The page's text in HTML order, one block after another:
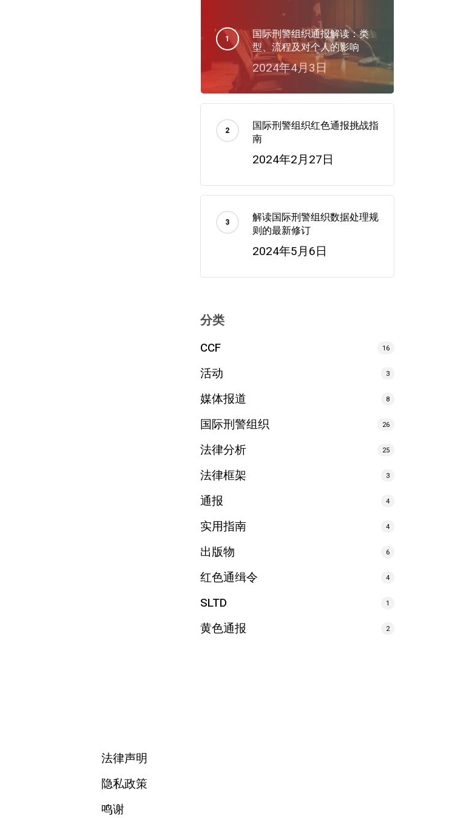
国际刑警组织通报解读：类
型、流程及对个人的影响
2024年4月3日
国际刑警组织红色通报挑战指
南
2024年2月27日
解读国际刑警组织数据处理规
则的最新修订
2024年5月6日
分类
CCF 16
活动 3
媒体报道 8
国际刑警组织 26
法律分析 25
法律框架 3
通报 4
实用指南 4
出版物 6
红色通缉令 4
SLTD 1
黄色通报 2
法律声明
隐私政策
鸣谢